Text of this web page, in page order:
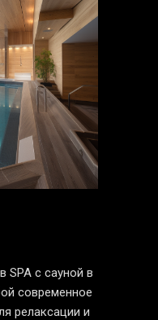
SPA с сауной в
современное
релаксации и